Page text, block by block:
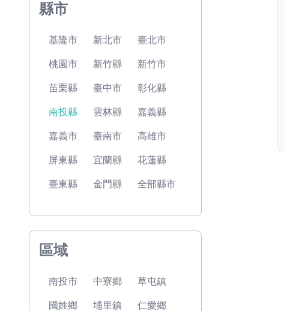
縣市
基隆市 新北市 臺北市
桃園市 新竹縣 新竹市
苗栗縣 臺中市 彰化縣
南投縣 雲林縣 嘉義縣
嘉義市 臺南市 高雄市
屏東縣 宜蘭縣 花蓮縣
臺東縣 金門縣 全部縣市
區域
南投市 中寮鄉 草屯鎮
國姓鄉 埔里鎮 仁愛鄉